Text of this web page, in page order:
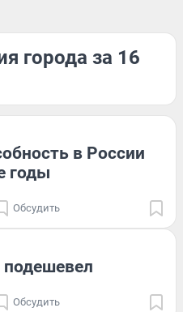
города за 16
в России
годы
Обсудить
Обсудить